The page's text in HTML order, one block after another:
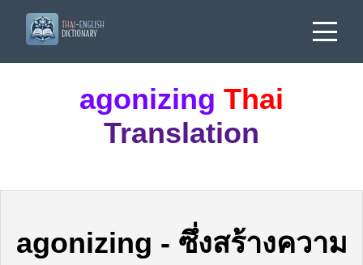
agonizing Thai
Translation
agonizing - ซึ่งสร้างความ